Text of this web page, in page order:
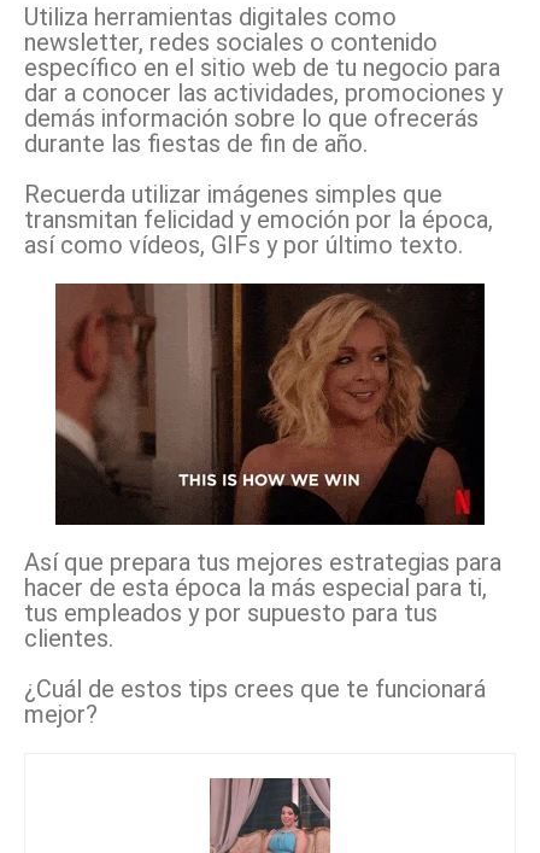
Utiliza herramientas digitales como
newsletter, redes sociales o contenido
específico en el sitio web de tu negocio para
dar a conocer las actividades, promociones y
demás información sobre lo que ofrecerás
durante las fiestas de fin de año.
Recuerda utilizar imágenes simples que
transmitan felicidad y emoción por la época,
así como vídeos, GIFs y por último texto.
Así que prepara tus mejores estrategias para
hacer de esta época la más especial para ti,
tus empleados y por supuesto para tus
clientes.
¿Cuál de estos tips crees que te funcionará
mejor?